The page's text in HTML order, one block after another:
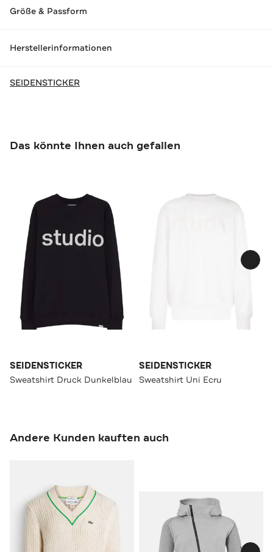
Größe & Passform
Herstellerinformationen
SEIDENSTICKER
Das könnte Ihnen auch gefallen
SEIDENSTICKER
Sweatshirt Druck Dunkelblau
SEIDENSTICKER
Sweatshirt Uni Ecru
Andere Kunden kauften auch